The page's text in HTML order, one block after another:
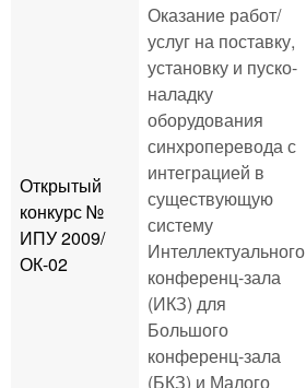
Открытый
конкурс №
ИПУ 2009/
ОК-02
Оказание работ/
услуг на поставку,
установку и пуско-
наладку
оборудования
синхроперевода с
интеграцией в
существующую
систему
Интеллектуального
конференц-зала
(ИКЗ) для
Большого
конференц-зала
(БКЗ) и Малого